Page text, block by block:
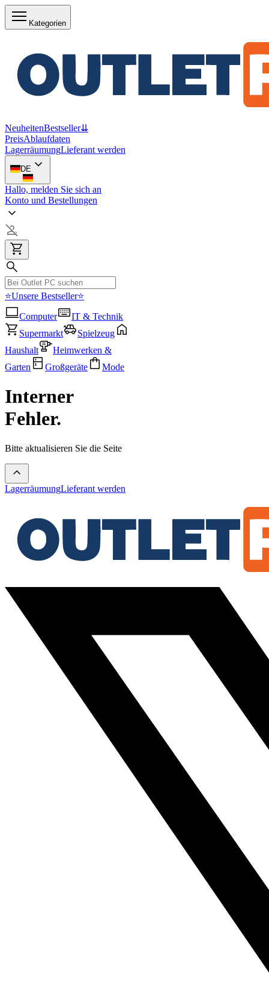
Kategorien
NeuheitenBestseller⇊
PreisAblaufdaten
LagerräumungLieferant werden
DE
Hallo, melden Sie sich an
Konto und Bestellungen
⭐Unsere Bestseller⭐
Computer
IT & Technik
Supermarkt
Spielzeug
Haushalt
Heimwerken &
Garten
Großgeräte Mode
Interner
Fehler.
Bitte aktualisieren Sie die Seite
LagerräumungLieferant werden